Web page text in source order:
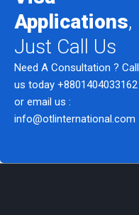
Applications,
Just Call Us
Need A Consultation ? Call
us today +8801404033162
or email us :
info@otlinternational.com